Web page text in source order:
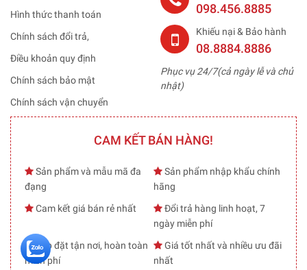
Hình thức thanh toán
Chính sách đổi trả,
Điều khoản quy định
Chính sách bảo mật
Chính sách vận chuyển
098.456.8885
Khiếu nại & Bảo hành
08.8884.8886
Phục vụ 24/7(cả ngày lễ và chủ
nhật)
CAM KẾT BÁN HÀNG!
Sản phẩm và mẫu mã đa
đạng
Sản phẩm nhập khẩu chính
hãng
Cam kết giá bán rẻ nhất
Đổi trả hàng linh hoạt, 7
ngày miễn phí
Lắp đặt tận nơi, hoàn toàn
miễn phí
Giá tốt nhất và nhiều ưu đãi
nhất